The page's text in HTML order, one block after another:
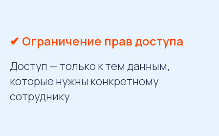
✔ Ограничение прав доступа
Доступ — только к тем данным,
которые нужны конкретному
сотруднику.